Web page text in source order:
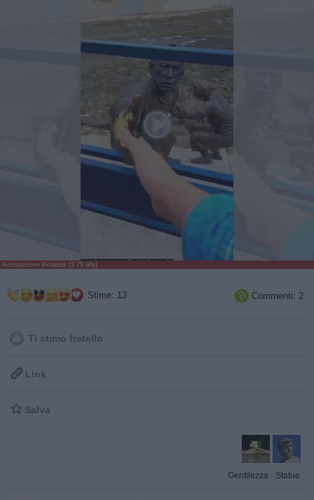
Animazione Pesante (3.79 Mb)
Stime: 13  Commenti: 2
Ti stimo fratello
 Link
 Salva
Gentilezza · Statue